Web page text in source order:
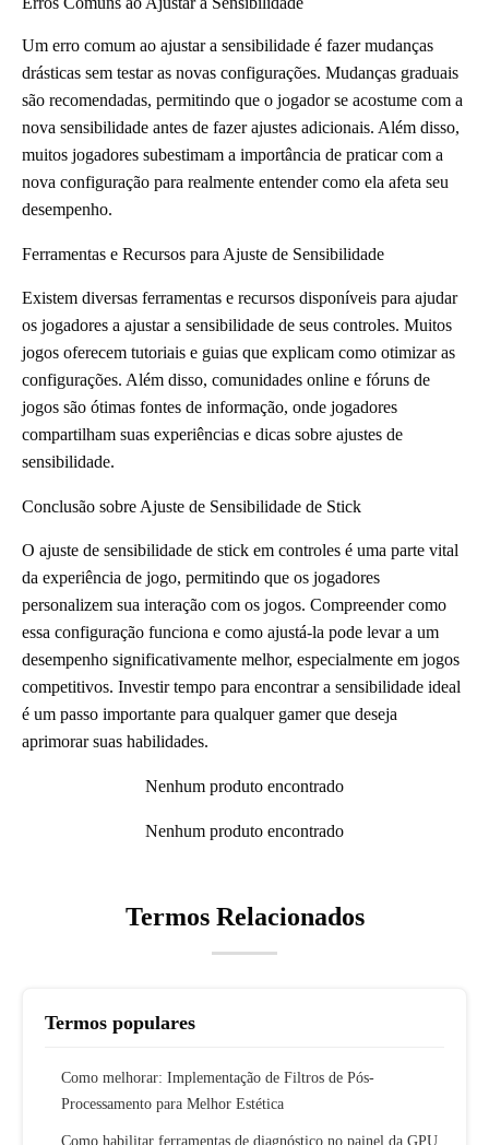
Um erro comum ao ajustar a sensibilidade é fazer mudanças
drásticas sem testar as novas configurações. Mudanças graduais
são recomendadas, permitindo que o jogador se acostume com a
nova sensibilidade antes de fazer ajustes adicionais. Além disso,
muitos jogadores subestimam a importância de praticar com a
nova configuração para realmente entender como ela afeta seu
desempenho.
Ferramentas e Recursos para Ajuste de Sensibilidade
Existem diversas ferramentas e recursos disponíveis para ajudar
os jogadores a ajustar a sensibilidade de seus controles. Muitos
jogos oferecem tutoriais e guias que explicam como otimizar as
configurações. Além disso, comunidades online e fóruns de
jogos são ótimas fontes de informação, onde jogadores
compartilham suas experiências e dicas sobre ajustes de
sensibilidade.
Conclusão sobre Ajuste de Sensibilidade de Stick
O ajuste de sensibilidade de stick em controles é uma parte vital
da experiência de jogo, permitindo que os jogadores
personalizem sua interação com os jogos. Compreender como
essa configuração funciona e como ajustá-la pode levar a um
desempenho significativamente melhor, especialmente em jogos
competitivos. Investir tempo para encontrar a sensibilidade ideal
é um passo importante para qualquer gamer que deseja
aprimorar suas habilidades.
Nenhum produto encontrado
Nenhum produto encontrado
Termos Relacionados
Termos populares
Como melhorar: Implementação de Filtros de Pós-
Processamento para Melhor Estética
Como habilitar ferramentas de diagnóstico no painel da GPU